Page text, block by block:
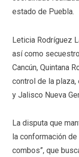
estado de Puebla.
Leticia Rodríguez
así como
Cancún, Quintana
control de la
y Jalisco Nueva
La disputa que
la conformación
combos”, que